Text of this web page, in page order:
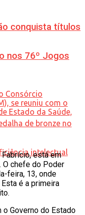
conquista títulos
nos 76º Jogos
Consórcio
se reuniu com o
Estado da Saúde,
está em
O chefe do Poder
feira, 13, onde
é a primeira
Governo do Estado